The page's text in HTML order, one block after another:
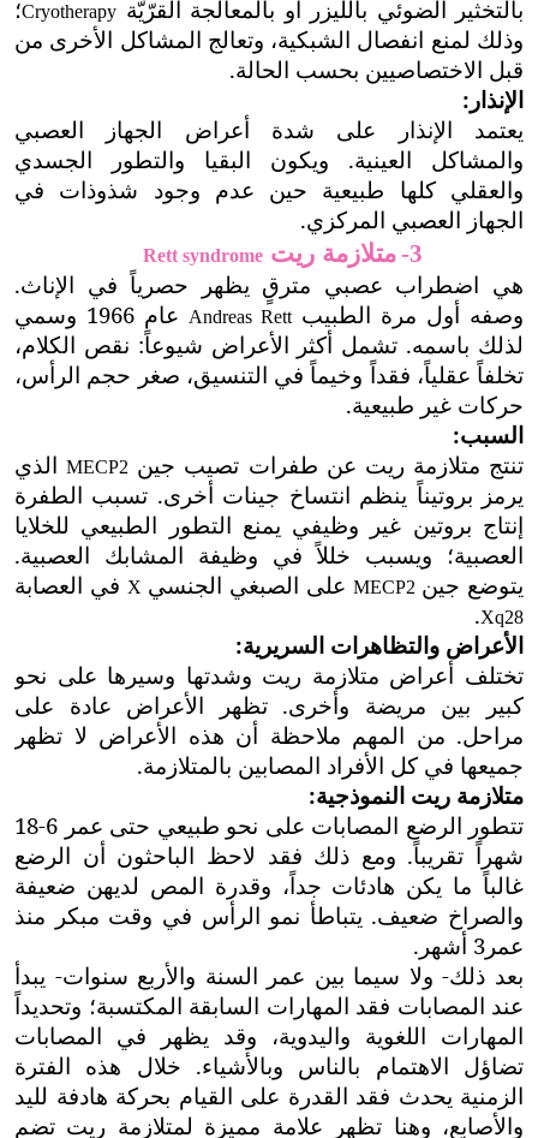
بالتخثير الضوئي بالليزر أو بالمعالجة القرّيّة Cryotherapy؛
وذلك لمنع انفصال الشبكية، وتعالج المشاكل الأخرى من
قبل الاختصاصيين بحسب الحالة.
الإنذار:
يعتمد الإنذار على شدة أعراض الجهاز العصبي
والمشاكل العينية. ويكون البقيا والتطور الجسدي
والعقلي كلها طبيعية حين عدم وجود شذوذات في
الجهاز العصبي المركزي.
3- متلازمة ريت Rett syndrome
هي اضطراب عصبي مترقٍ يظهر حصرياً في الإناث.
وصفه أول مرة الطبيبAndreas Rett
عام 1966 وسمي
لذلك باسمه. تشمل أكثر الأعراض شيوعاً: نقص الكلام،
تخلفاً عقلياً، فقداً وخيماً في التنسيق، صغر حجم الرأس،
حركات غير طبيعية.
السبب:
تنتج متلازمة ريت عن طفرات تصيب جين MECP2 الذي
يرمز بروتيناً ينظم انتساخ جينات أخرى. تسبب الطفرة
إنتاج بروتين غير وظيفي يمنع التطور الطبيعي للخلايا
العصبية؛ ويسبب خللاً في وظيفة المشابك العصبية.
يتوضع جينMECP2 على الصبغي الجنسيX في العصابة
Xq28
.
الأعراض والتظاهرات السريرية:
تختلف أعراض متلازمة ريت وشدتها وسيرها على نحو
كبير بين مريضة وأخرى. تظهر الأعراض عادة على
مراحل. من المهم ملاحظة أن هذه الأعراض لا تظهر
جميعها في كل الأفراد المصابين بالمتلازمة.
متلازمة ريت النموذجية:
تتطور الرضع المصابات على نحو طبيعي حتى عمر 6-18
شهراً تقريباً. ومع ذلك فقد لاحظ الباحثون أن الرضع
غالباً ما يكن هادئات جداً، وقدرة المص لديهن ضعيفة
والصراخ ضعيف. يتباطأ نمو الرأس في وقت مبكر منذ
عمر3 أشهر.
بعد ذلك- ولا سيما بين عمر السنة والأربع سنوات- يبدأ
عند المصابات فقد المهارات السابقة المكتسبة؛ وتحديداً
المهارات اللغوية واليدوية، وقد يظهر في المصابات
تضاؤل الاهتمام بالناس وبالأشياء. خلال هذه الفترة
الزمنية يحدث فقد القدرة على القيام بحركة هادفة لليد
والأصابع، وهنا تظهر علامة مميزة لمتلازمة ريت تضم